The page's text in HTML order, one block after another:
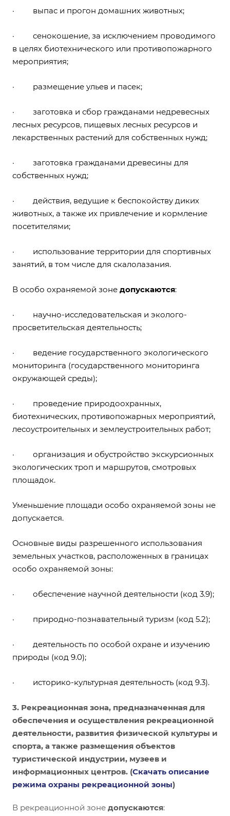
· выпас и прогон домашних животных;
· сенокошение, за исключением проводимого
в целях биотехнического или противопожарного
мероприятия;
· размещение ульев и пасек;
· заготовка и сбор гражданами недревесных
лесных ресурсов, пищевых лесных ресурсов и
лекарственных растений для собственных нужд;
· заготовка гражданами древесины для
собственных нужд;
· действия, ведущие к беспокойству диких
животных, а также их привлечение и кормление
посетителями;
· использование территории для спортивных
занятий, в том числе для скалолазания.
В особо охраняемой зоне допускаются:
· научно-исследовательская и эколого-
просветительская деятельность;
· ведение государственного экологического
мониторинга (государственного мониторинга
окружающей среды);
· проведение природоохранных,
биотехнических, противопожарных мероприятий,
лесоустроительных и землеустроительных работ;
· организация и обустройство экскурсионных
экологических троп и маршрутов, смотровых
площадок.
Уменьшение площади особо охраняемой зоны не
допускается.
Основные виды разрешенного использования
земельных участков, расположенных в границах
особо охраняемой зоны:
· обеспечение научной деятельности (код 3.9);
· природно-познавательный туризм (код 5.2);
· деятельность по особой охране и изучению
природы (код 9.0);
· историко-культурная деятельность (код 9.3).
3. Рекреационная зона, предназначенная для
обеспечения и осуществления рекреационной
деятельности, развития физической культуры и
спорта, а также размещения объектов
туристической индустрии, музеев и
информационных центров. (Скачать описание
режима охраны рекреационной зоны)
В рекреационной зоне допускаются: